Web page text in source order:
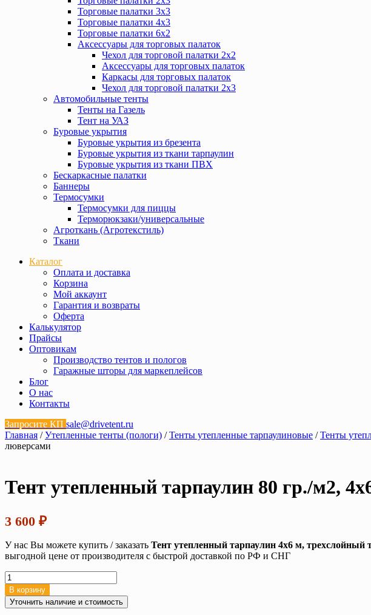
Торговые палатки 3х3
Торговые палатки 4х3
Торговые палатки 6х2
Аксессуары для торговых палаток
Чехол для торговой палатки 2х2
Аксессуары для торговых палаток
Каркасы для торговых палаток
Чехол для торговой палатки 2х3
Автомобильные тенты
Тенты на Газель
Тент на УАЗ
Буровые укрытия
Буровые укрытия из брезента
Буровые укрытия из ткани тарпаулин
Буровые укрытия из ткани ПВХ
Бескаркасные палатки
Баннеры
Термосумки
Термосумки для пиццы
Терморюкзаки/универсальные
Агроткань (Агротекстиль)
Ткани
Каталог
Оплата и доставка
Корзина
Мой аккаунт
Гарантия и возвраты
Оферта
Калькулятор
Прайсы
Оптовикам
Производство тентов и пологов
Гаражные шторы для маркеплейсов
Блог
О нас
Контакты
Запросите КП sale@drivetent.ru
Главная /Утепленные тенты (пологи) /Тенты утепленные тарпаулиновые /Тенты
люверсами
Тент утепленный тарпаулин 80 гр./м2,
3 600 ₽
У нас Вы можете купить / заказать Тент утепленный тарпаулин 4х6 м, трехслойный
выгодной цене от производителя с быстрой доставкой по РФ и СНГ
Количество
товара
Тент
утепленный
В корзину
Уточнить наличие и стоимость